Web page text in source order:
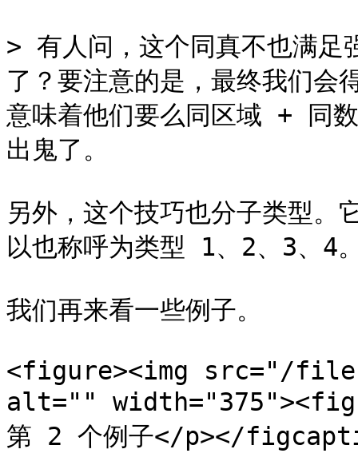
> 有人问，这个同真不也满足
了？要注意的是，最终我们会
意味着他们要么同区域 + 同
出鬼了。
另外，这个技巧也分子类型。
以也称呼为类型 1、2、3、4
我们再来看一些例子。
<figure><img src="/
alt=""
第 2 个例子</p></